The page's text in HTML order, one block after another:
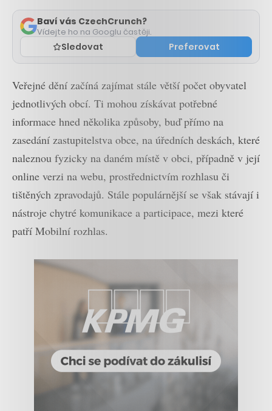
Baví vás CzechCrunch?
Vídejte ho na Googlu častěji.
Sledovat Preferovat
Veřejné dění začíná zajímat stále větší počet obyvatel
jednotlivých obcí. Ti mohou získávat potřebné
informace hned několika způsoby, buď přímo na
zasedání zastupitelstva obce, na úředních deskách, které
naleznou fyzicky na daném místě v obci, případně v její
online verzi na webu, prostřednictvím rozhlasu či
tištěných zpravodajů. Stále populárnější se však stávají i
nástroje chytré komunikace a participace, mezi které
patří Mobilní rozhlas.